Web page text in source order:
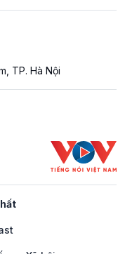
TP. Hà Nội